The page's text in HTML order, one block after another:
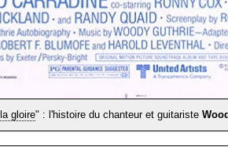
gloire" : l'histoire du chanteur et guitariste